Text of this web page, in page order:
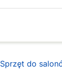
Sprzęt do